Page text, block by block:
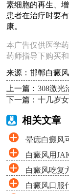
素细胞的再生、
患者在治疗时要
康。
本广告仅供医学
药师指导下购买
来源：邯郸白癜
上一篇：308激光
下一篇：十几岁
相关文章
晕痣白癜风
白癜风用
白癜风吃复
白癜风口服